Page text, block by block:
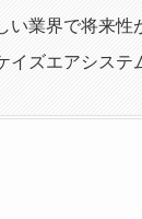
い業界で将来性
イズエアシステ